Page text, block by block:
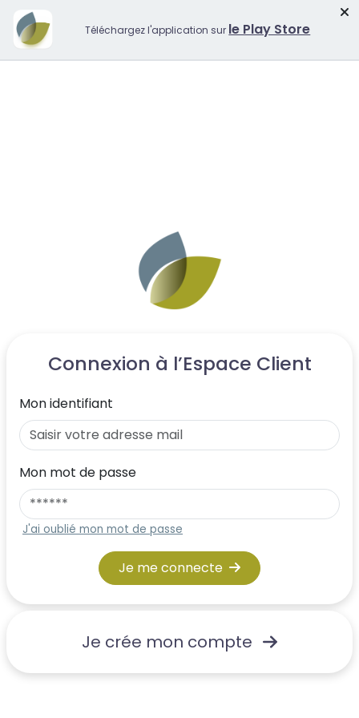
Téléchargez l'application sur le Play Store
Connexion à l’Espace Client
Mon identifiant
Mon mot de passe
J'ai oublié mon mot de passe
Je me connecte
Je crée mon compte